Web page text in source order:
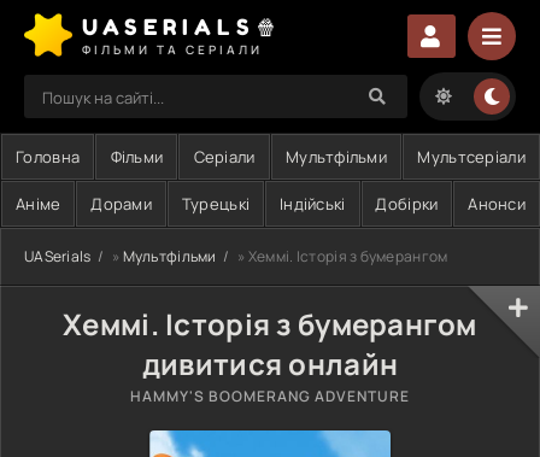
UASERIALS🍿
ФІЛЬМИ ТА СЕРІАЛИ
Головна Фільми Серіали Мультфільми Мультсеріали
Аніме Дорами Турецькі Індійські Добірки Анонси
UASerials » Мультфільми » Хеммі. Історія з бумерангом
Хеммі. Історія з бумерангом
дивитися онлайн
HAMMY'S BOOMERANG ADVENTURE